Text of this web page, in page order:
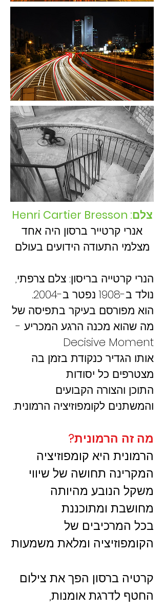
צלם: Henri Cartier Bresson
אנרי קרטייר ברסון היה אחד
מצלמי התעודה הידועים בעולם
הנרי קרטייה בריסון: צלם צרפתי,
נולד ב-1908 נפטר ב-2004.
הוא מפורסם בעיקר בתפיסה של
מה שהוא מכנה הרגע המכריע -
Decisive Moment
אותו הגדיר כנקודת בזמן בה
מצטרפים כל יסודות
התוכן והצורה הקבועים
והמשתנים לקומפוזיציה הרמונית.
מה זה הרמונית?
הרמונית היא קומפוזיציה
המקרינה תחושה של שיווי
משקל הנובע מהיותה
מחושבת ומתוכננת
בכל המרכיבים של
הקומפוזיציה ומלאת משמעות
קרטיה ברסון הפך את צילום
החטף לדרגת אומנות,